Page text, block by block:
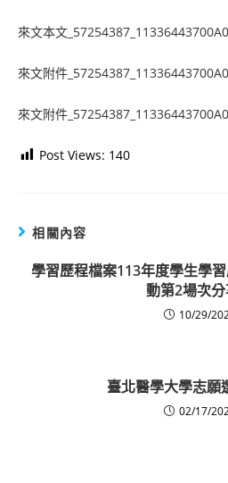
來文本文
來文附件
來文附件
Post Views: 140
相關內容
學習歷程檔案113年度學生學
動第2場次
10/29/
臺北醫學大學志願
02/17/